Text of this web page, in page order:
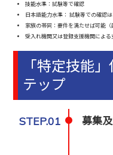
技能水準：試験等で確認
日本語能力水準： 試験等での確認
家族の帯同：要件を満たせば可能（
受入れ機関又は登録支援機関による
「特定技能
テップ
STEP.01 募集